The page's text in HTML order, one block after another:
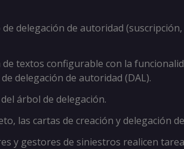
delegación de autoridad
de textos configurable con la
delegación de autoridad (DAL).
árbol de delegación.
las cartas de creación y delegación
y gestores de siniestros realicen